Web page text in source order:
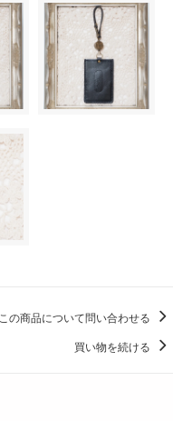
この商品について問い合わせる
買い物を続ける